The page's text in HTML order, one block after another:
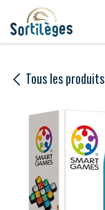
Se rendre au contenu
Tous les produits